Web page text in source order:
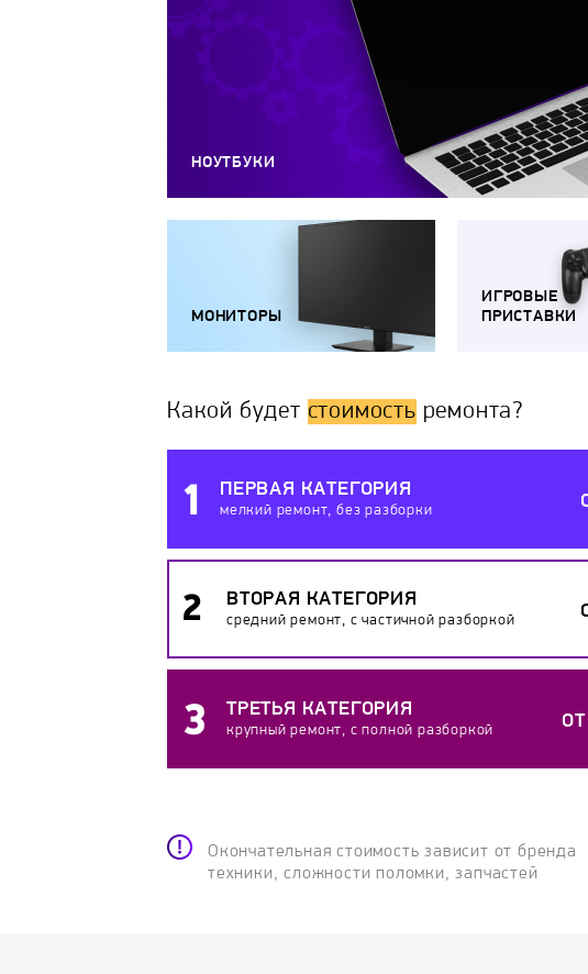
НОУТБУКИ
МОНИТОРЫ
ИГРОВЫЕ
ПРИСТАВКИ
Какой будет стоимость ремонта?
ПЕРВАЯ КАТЕГОРИЯ
мелкий ремонт, без разборки
ВТОРАЯ КАТЕГОРИЯ
средний ремонт, с частичной разборкой
ТРЕТЬЯ КАТЕГОРИЯ
крупный ремонт, с полной разборкой ОТ
Окончательная стоимость зависит от бренда
техники, сложности поломки, запчастей